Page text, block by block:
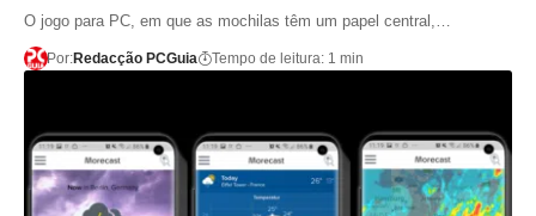
O jogo para PC, em que as mochilas têm um papel central,…
Por:Redacção PCGuia Tempo de leitura: 1 min